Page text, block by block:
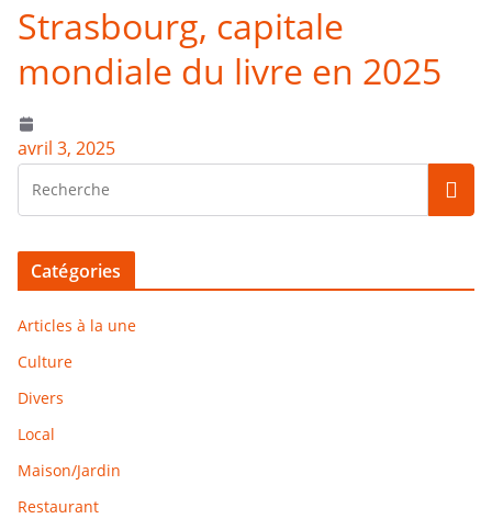
Strasbourg, capitale
mondiale du livre en 2025
avril 3, 2025
Catégories
Articles à la une
Culture
Divers
Local
Maison/Jardin
Restaurant